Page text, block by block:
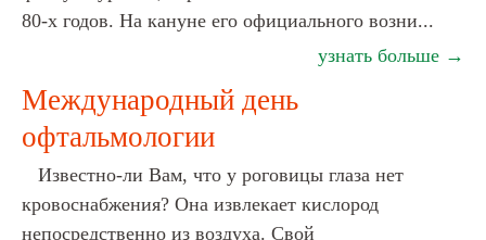
80-х годов. На кануне его официального возни...
узнать больше →
Международный день
офтальмологии
Известно-ли Вам, что у роговицы глаза нет
кровоснабжения? Она извлекает кислород
непосредственно из воздуха. Свой